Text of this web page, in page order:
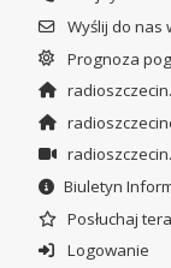
Wyślij do nas
Prognoza
Biuletyn
Posłuchaj
Logowanie